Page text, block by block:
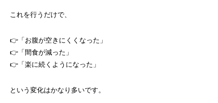
これを行うだけで、
👉「お腹が空きにくくなった」
👉「間食が減った」
👉「楽に続くようになった」
という変化はかなり多いです。